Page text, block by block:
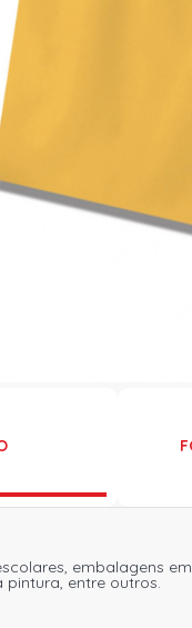
embalagens
entre outros.